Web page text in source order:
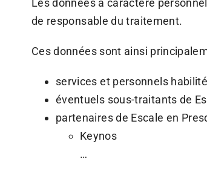
Les données à caractère
de responsable du traitement.
Ces données sont ainsi
services et personnels
éventuels sous-traitants de
partenaires de Escale en
Keynos
…